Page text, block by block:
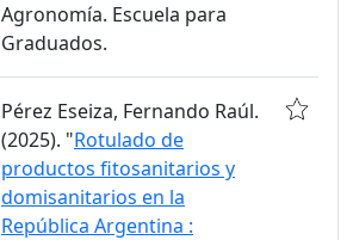
Agronomía. Escuela para
Graduados.
Pérez Eseiza, Fernando Raúl.
(2025). "Rotulado de
productos fitosanitarios y
domisanitarios en la
República Argentina :